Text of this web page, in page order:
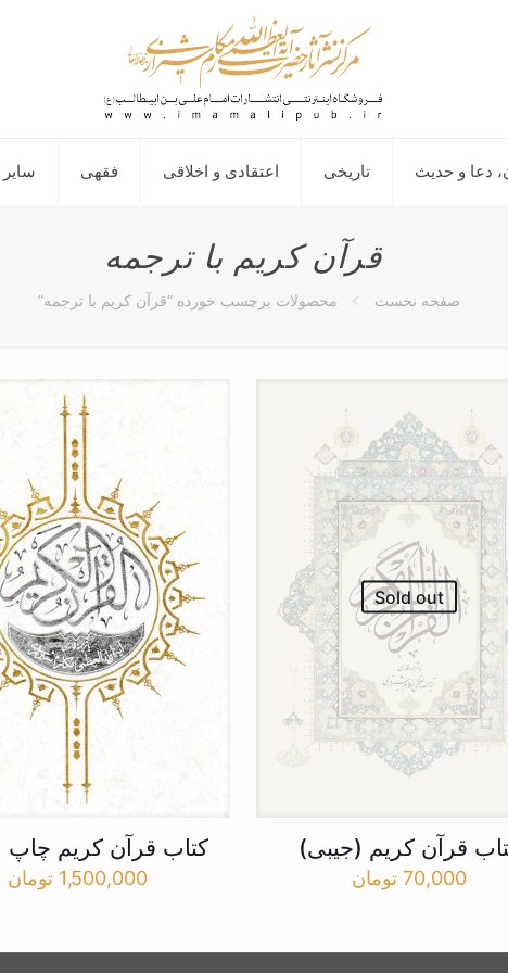
دعا و حدیث تاریخی اعتقادی و اخلاقی فقهی
قرآن کریم با ترجمه
صفحه نخست محصولات برچسب خورده “قرآن کریم با ترجمه”
Sold out
قرآن کریم (جیبی)
70,000 تومان
کتاب قرآن کریم
1,500,000 تومان